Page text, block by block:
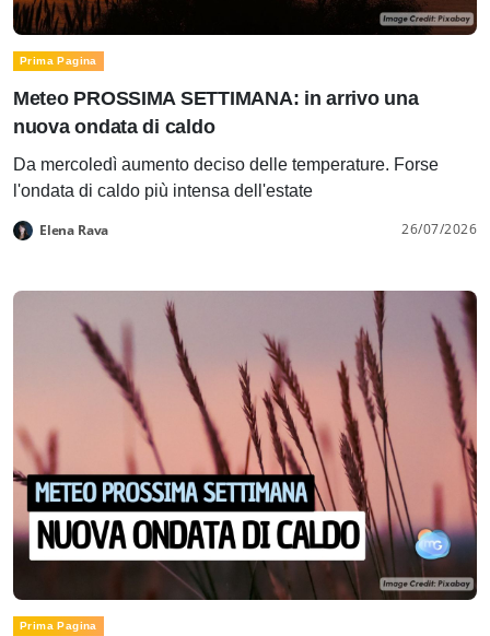
Prima Pagina
Meteo PROSSIMA SETTIMANA: in arrivo una
nuova ondata di caldo
Da mercoledì aumento deciso delle temperature. Forse
l'ondata di caldo più intensa dell'estate
Elena Rava 26/07/2026
Prima Pagina